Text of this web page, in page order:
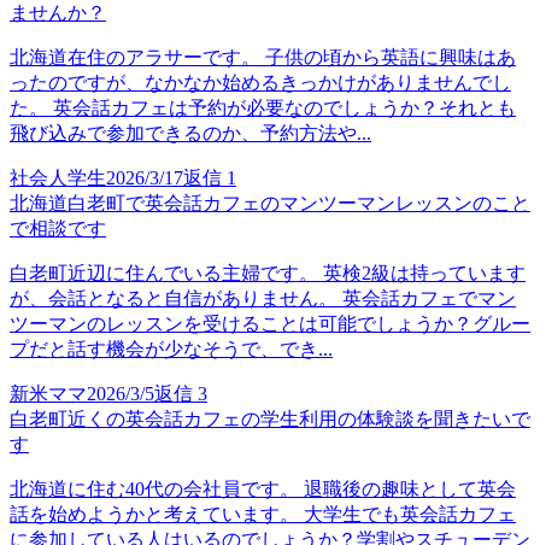
ませんか？
北海道在住のアラサーです。 子供の頃から英語に興味はあ
ったのですが、なかなか始めるきっかけがありませんでし
た。 英会話カフェは予約が必要なのでしょうか？それとも
飛び込みで参加できるのか、予約方法や...
社会人学生2026/3/17返信 1
北海道白老町で英会話カフェのマンツーマンレッスンのこと
で相談です
白老町近辺に住んでいる主婦です。 英検2級は持っています
が、会話となると自信がありません。 英会話カフェでマン
ツーマンのレッスンを受けることは可能でしょうか？グルー
プだと話す機会が少なそうで、でき...
新米ママ2026/3/5返信 3
白老町近くの英会話カフェの学生利用の体験談を聞きたいで
す
北海道に住む40代の会社員です。 退職後の趣味として英会
話を始めようかと考えています。 大学生でも英会話カフェ
に参加している人はいるのでしょうか？学割やスチューデン